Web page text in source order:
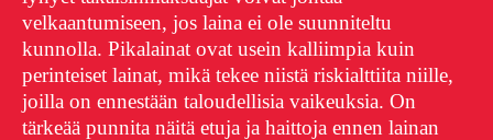
velkaantumiseen, jos laina ei ole suunniteltu
kunnolla. Pikalainat ovat usein kalliimpia kuin
perinteiset lainat, mikä tekee niistä riskialttiita niille,
joilla on ennestään taloudellisia vaikeuksia. On
tärkeää punnita näitä etuja ja haittoja ennen lainan